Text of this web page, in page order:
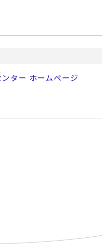
ター ホームページ